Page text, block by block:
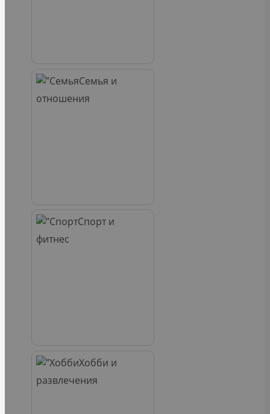
Семья и
отношения
Спорт и
фитнес
Хобби и
развлечения